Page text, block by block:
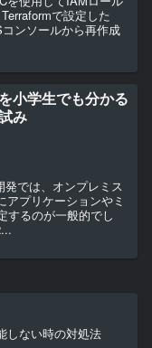
で設定した
ンソールから再作成
小学生でも分かる
み
では、オンプレミス
プリケーションやミ
するのが一般的でし
しない時の対処法